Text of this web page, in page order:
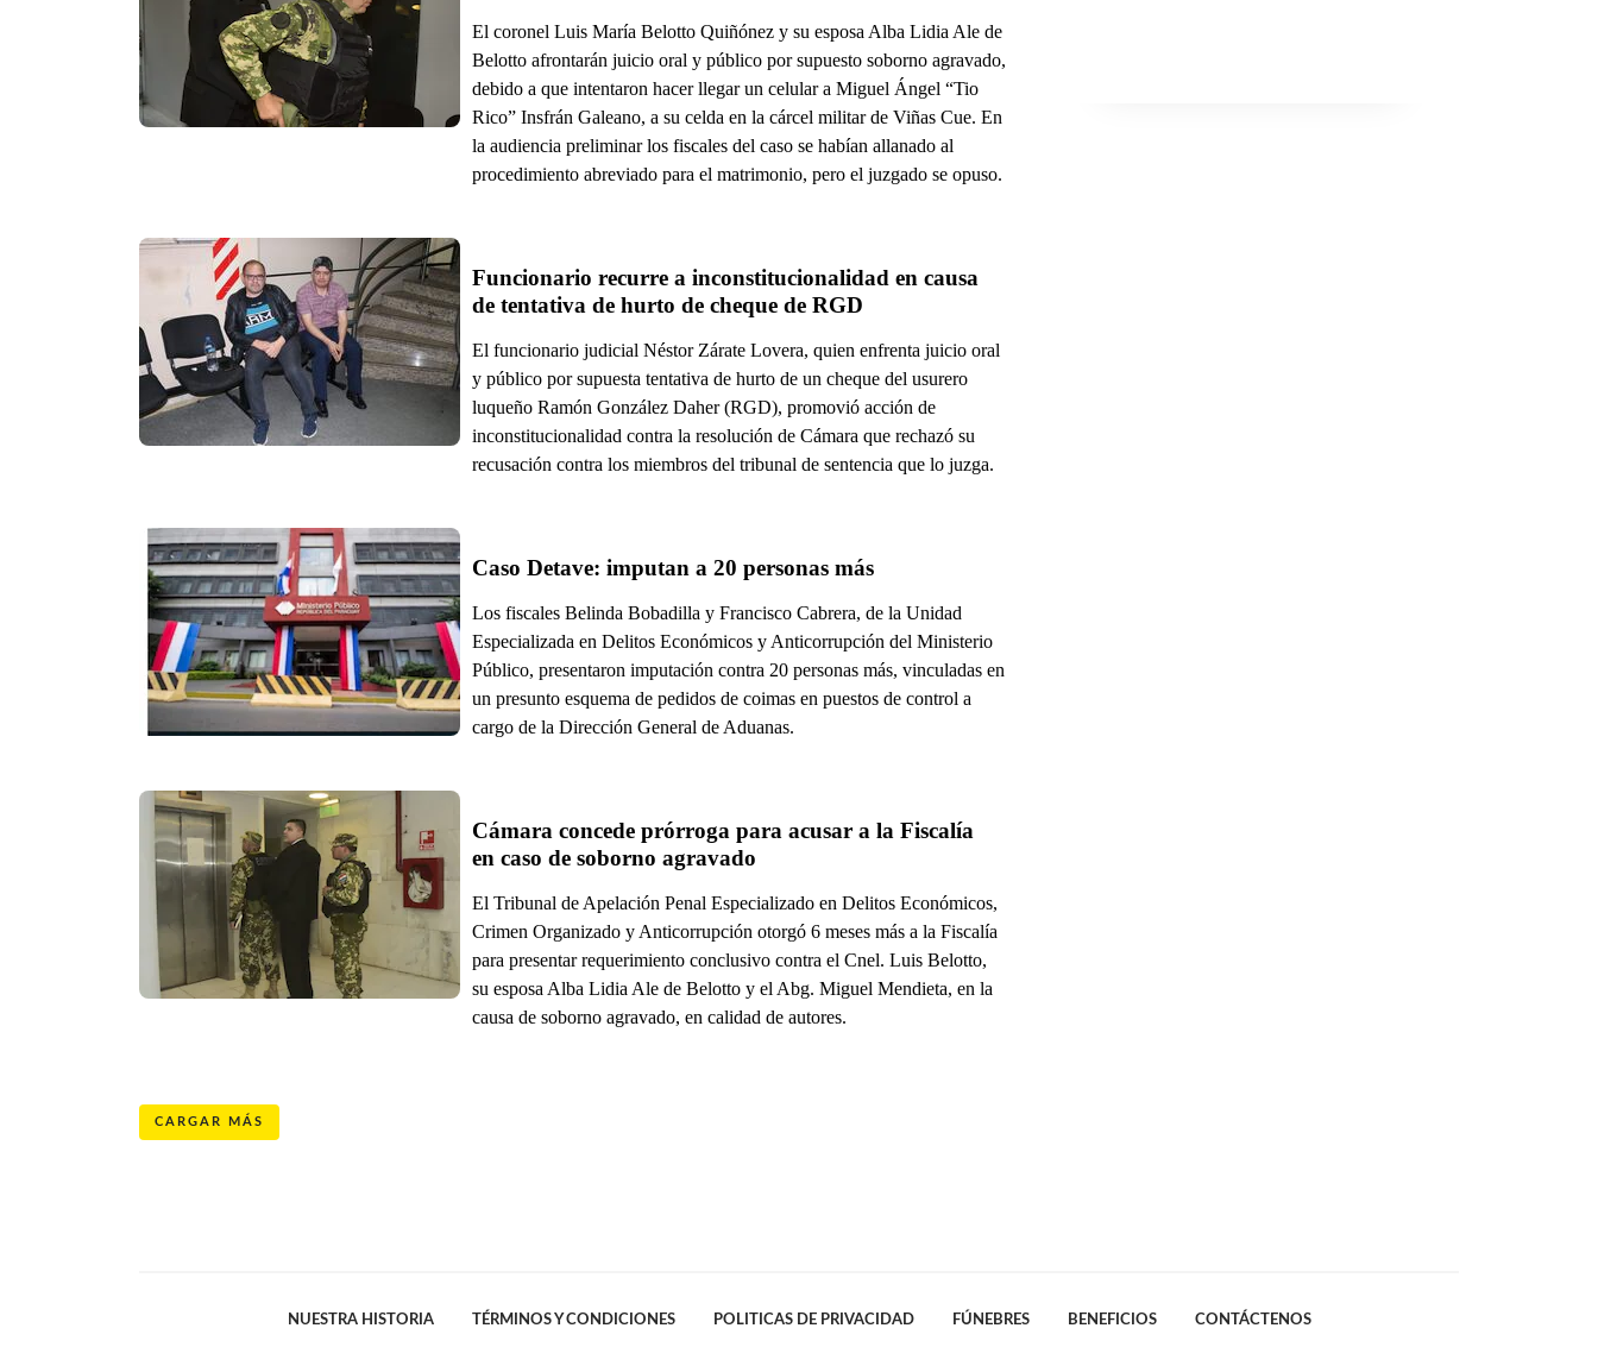
El coronel Luis María Belotto Quiñónez y su esposa Alba Lidia Ale de
Belotto afrontarán juicio oral y público por supuesto soborno agravado,
debido a que intentaron hacer llegar un celular a Miguel Ángel “Tio
Rico” Insfrán Galeano, a su celda en la cárcel militar de Viñas Cue. En
la audiencia preliminar los fiscales del caso se habían allanado al
procedimiento abreviado para el matrimonio, pero el juzgado se opuso.
Funcionario recurre a inconstitucionalidad en causa
de tentativa de hurto de cheque de RGD
El funcionario judicial Néstor Zárate Lovera, quien enfrenta juicio oral
y público por supuesta tentativa de hurto de un cheque del usurero
luqueño Ramón González Daher (RGD), promovió acción de
inconstitucionalidad contra la resolución de Cámara que rechazó su
recusación contra los miembros del tribunal de sentencia que lo juzga.
Los fiscales Belinda Bobadilla y Francisco Cabrera, de la Unidad
Especializada en Delitos Económicos y Anticorrupción del Ministerio
Público, presentaron imputación contra 20 personas más, vinculadas en
un presunto esquema de pedidos de coimas en puestos de control a
cargo de la Dirección General de Aduanas.
Cámara concede prórroga para acusar a la Fiscalía
en caso de soborno agravado
El Tribunal de Apelación Penal Especializado en Delitos Económicos,
Crimen Organizado y Anticorrupción otorgó 6 meses más a la Fiscalía
para presentar requerimiento conclusivo contra el Cnel. Luis Belotto,
su esposa Alba Lidia Ale de Belotto y el Abg. Miguel Mendieta, en la
causa de soborno agravado, en calidad de autores.
CARGAR MÁS
NUESTRA HISTORIA TÉRMINOS Y CONDICIONES POLITICAS DE PRIVACIDAD FÚNEBRES BENEFICIOS CONTÁCTENOS